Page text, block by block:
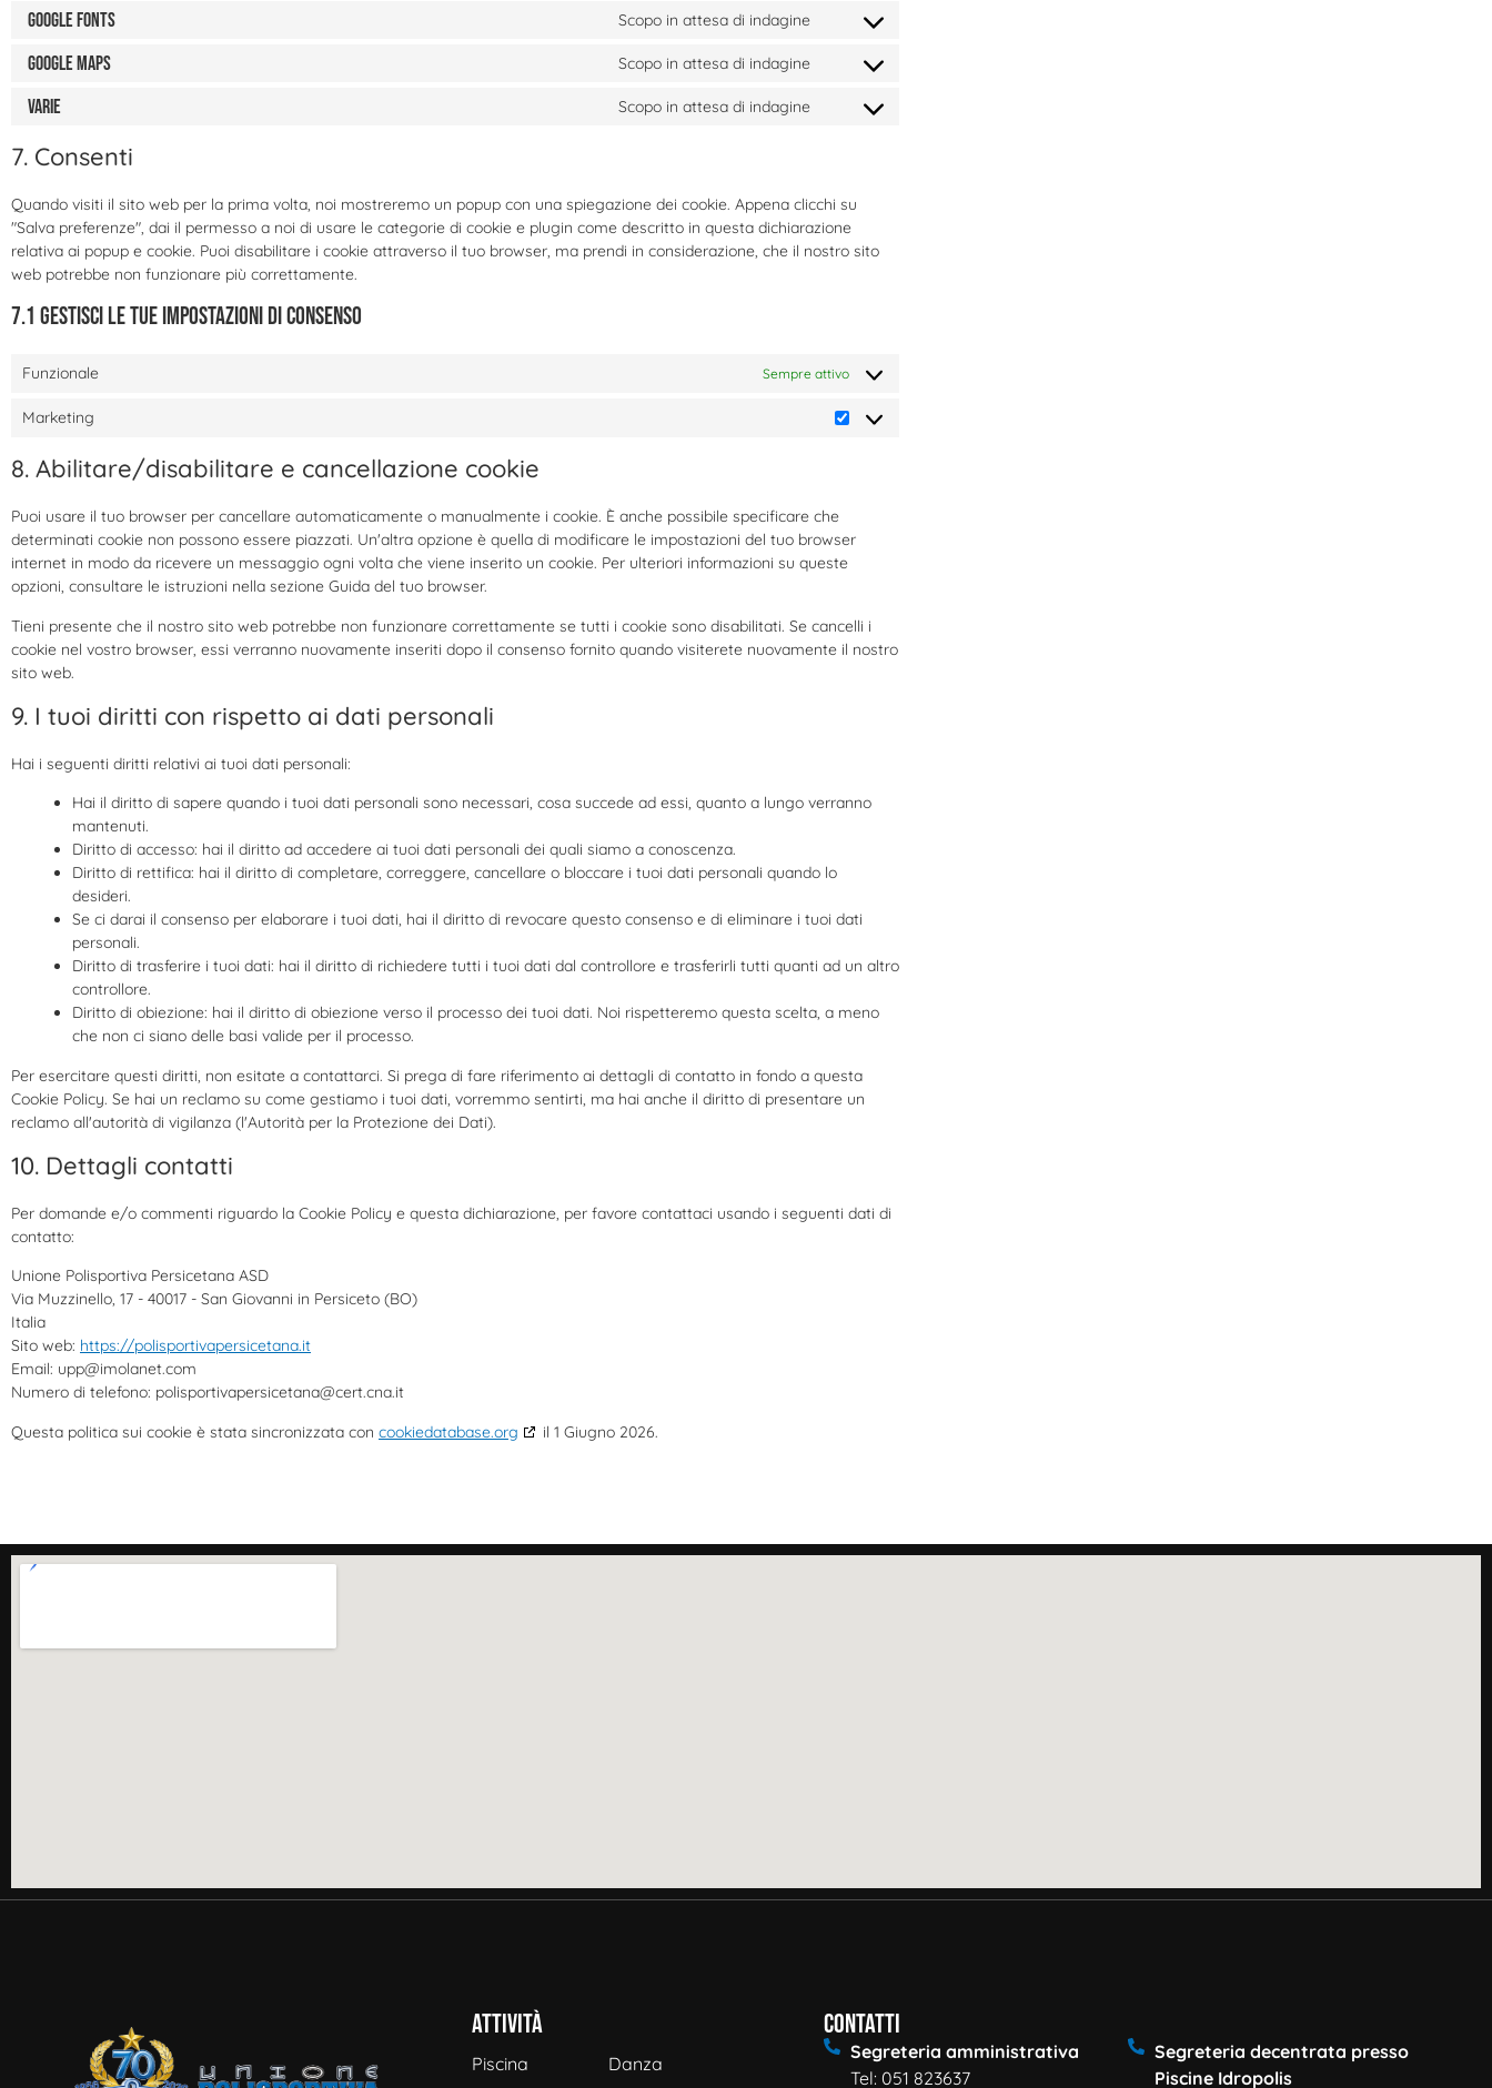
Google Fonts Scopo in attesa di indagine
Google Maps Scopo in attesa di indagine
Varie Scopo in attesa di indagine
7. Consenti
Quando visiti il sito web per la prima volta, noi mostreremo un popup con una spiegazione dei cookie. Appena clicchi su
"Salva preferenze", dai il permesso a noi di usare le categorie di cookie e plugin come descritto in questa dichiarazione
relativa ai popup e cookie. Puoi disabilitare i cookie attraverso il tuo browser, ma prendi in considerazione, che il nostro sito
web potrebbe non funzionare più correttamente.
7.1 Gestisci le tue impostazioni di consenso
Funzionale Sempre attivo
Marketing
8. Abilitare/disabilitare e cancellazione cookie
Puoi usare il tuo browser per cancellare automaticamente o manualmente i cookie. È anche possibile specificare che
determinati cookie non possono essere piazzati. Un'altra opzione è quella di modificare le impostazioni del tuo browser
internet in modo da ricevere un messaggio ogni volta che viene inserito un cookie. Per ulteriori informazioni su queste
opzioni, consultare le istruzioni nella sezione Guida del tuo browser.
Tieni presente che il nostro sito web potrebbe non funzionare correttamente se tutti i cookie sono disabilitati. Se cancelli i
cookie nel vostro browser, essi verranno nuovamente inseriti dopo il consenso fornito quando visiterete nuovamente il nostro
sito web.
9. I tuoi diritti con rispetto ai dati personali
Hai i seguenti diritti relativi ai tuoi dati personali:
Hai il diritto di sapere quando i tuoi dati personali sono necessari, cosa succede ad essi, quanto a lungo verranno
mantenuti.
Diritto di accesso: hai il diritto ad accedere ai tuoi dati personali dei quali siamo a conoscenza.
Diritto di rettifica: hai il diritto di completare, correggere, cancellare o bloccare i tuoi dati personali quando lo
desideri.
Se ci darai il consenso per elaborare i tuoi dati, hai il diritto di revocare questo consenso e di eliminare i tuoi dati
personali.
Diritto di trasferire i tuoi dati: hai il diritto di richiedere tutti i tuoi dati dal controllore e trasferirli tutti quanti ad un altro
controllore.
Diritto di obiezione: hai il diritto di obiezione verso il processo dei tuoi dati. Noi rispetteremo questa scelta, a meno
che non ci siano delle basi valide per il processo.
Per esercitare questi diritti, non esitate a contattarci. Si prega di fare riferimento ai dettagli di contatto in fondo a questa
Cookie Policy. Se hai un reclamo su come gestiamo i tuoi dati, vorremmo sentirti, ma hai anche il diritto di presentare un
reclamo all'autorità di vigilanza (l'Autorità per la Protezione dei Dati).
10. Dettagli contatti
Per domande e/o commenti riguardo la Cookie Policy e questa dichiarazione, per favore contattaci usando i seguenti dati di
contatto:
Unione Polisportiva Persicetana ASD
Via Muzzinello, 17 - 40017 - San Giovanni in Persiceto (BO)
Italia
Sito web: https://polisportivapersicetana.it
Email: upp@imolanet.com
Numero di telefono: polisportivapersicetana@cert.cna.it
Questa politica sui cookie è stata sincronizzata con cookiedatabase.org il 1 Giugno 2026.
Attività
Piscina Danza
Contatti
Segreteria amministrativa
Tel: 051 823637
Segreteria decentrata presso
Piscine Idropolis